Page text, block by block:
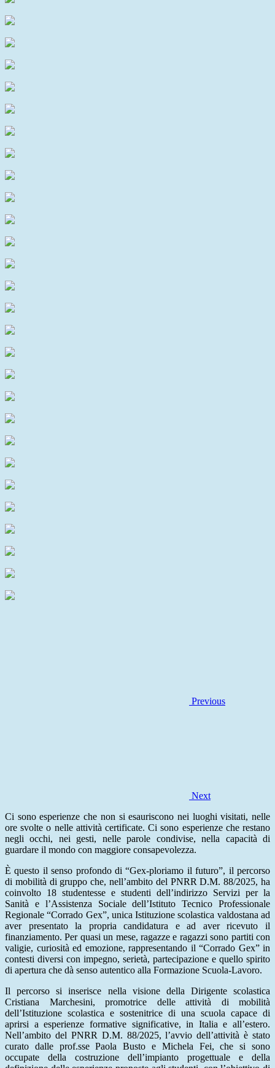
Previous
Next
Ci sono esperienze che non si esauriscono nei luoghi visitati, nelle
ore svolte o nelle attività certificate. Ci sono esperienze che restano
negli occhi, nei gesti, nelle parole condivise, nella capacità di
guardare il mondo con maggiore consapevolezza.
È questo il senso profondo di “Gex-ploriamo il futuro”, il percorso
di mobilità di gruppo che, nell’ambito del PNRR D.M. 88/2025, ha
coinvolto 18 studentesse e studenti dell’indirizzo Servizi per la
Sanità e l’Assistenza Sociale dell’Istituto Tecnico Professionale
Regionale “Corrado Gex”, unica Istituzione scolastica valdostana ad
aver presentato la propria candidatura e ad aver ricevuto il
finanziamento. Per quasi un mese, ragazze e ragazzi sono partiti con
valigie, curiosità ed emozione, rappresentando il “Corrado Gex” in
contesti diversi con impegno, serietà, partecipazione e quello spirito
di apertura che dà senso autentico alla Formazione Scuola-Lavoro.
Il percorso si inserisce nella visione della Dirigente scolastica
Cristiana Marchesini, promotrice delle attività di mobilità
dell’Istituzione scolastica e sostenitrice di una scuola capace di
aprirsi a esperienze formative significative, in Italia e all’estero.
Nell’ambito del PNRR D.M. 88/2025, l’avvio dell’attività è stato
curato dalle prof.sse Paola Busto e Michela Fei, che si sono
occupate della costruzione dell’impianto progettuale e della